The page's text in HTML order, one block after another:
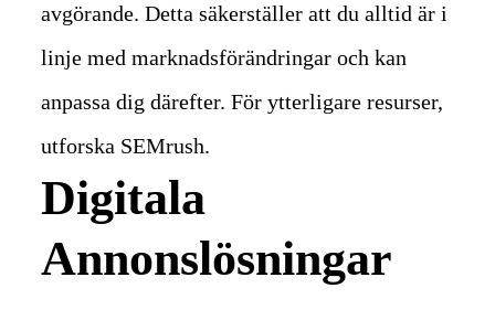
avgörande. Detta säkerställer att du alltid är i
linje med marknadsförändringar och kan
anpassa dig därefter. För ytterligare resurser,
utforska SEMrush.
Digitala
Annonslösningar